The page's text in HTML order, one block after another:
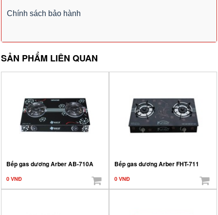
Chính sách bảo hành
SẢN PHẨM LIÊN QUAN
Bếp gas dương Arber AB-710A
0 VNĐ
Bếp gas dương Arber FHT-711
0 VNĐ